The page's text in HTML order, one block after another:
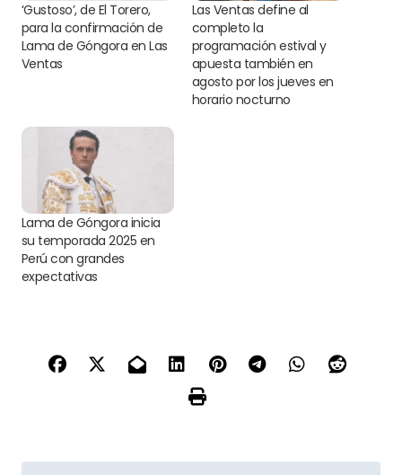
‘Gustoso’, de El Torero,
para la confirmación de
Lama de Góngora en Las
Ventas
Las Ventas define al
completo la
programación estival y
apuesta también en
agosto por los jueves en
horario nocturno
Lama de Góngora inicia
su temporada 2025 en
Perú con grandes
expectativas